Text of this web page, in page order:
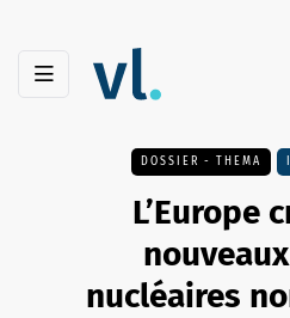
DOSSIER - THEMA
L’Europe
nucléaires